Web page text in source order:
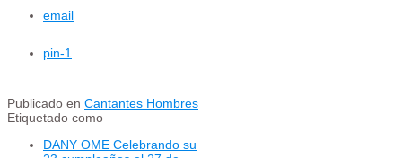
email
pin-1
Publicado en Cantantes Hombres
Etiquetado como
DANY OME Celebrando su